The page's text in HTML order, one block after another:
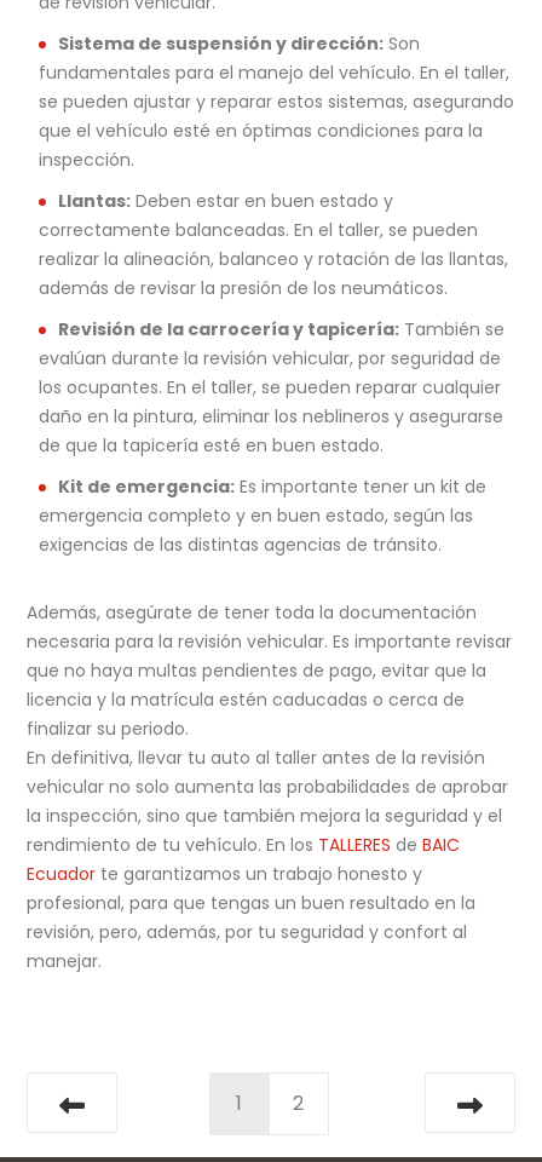
Sistema de suspensión y dirección: Son
fundamentales para el manejo del vehículo. En el taller,
se pueden ajustar y reparar estos sistemas, asegurando
que el vehículo esté en óptimas condiciones para la
inspección.
Llantas: Deben estar en buen estado y
correctamente balanceadas. En el taller, se pueden
realizar la alineación, balanceo y rotación de las llantas,
además de revisar la presión de los neumáticos.
Revisión de la carrocería y tapicería: También se
evalúan durante la revisión vehicular, por seguridad de
los ocupantes. En el taller, se pueden reparar cualquier
daño en la pintura, eliminar los neblineros y asegurarse
de que la tapicería esté en buen estado.
Kit de emergencia: Es importante tener un kit de
emergencia completo y en buen estado, según las
exigencias de las distintas agencias de tránsito.
Además, asegúrate de tener toda la documentación
necesaria para la revisión vehicular. Es importante revisar
que no haya multas pendientes de pago, evitar que la
licencia y la matrícula estén caducadas o cerca de
finalizar su periodo.
En definitiva, llevar tu auto al taller antes de la revisión
vehicular no solo aumenta las probabilidades de aprobar
la inspección, sino que también mejora la seguridad y el
rendimiento de tu vehículo. En los TALLERES deBAIC
Ecuador te garantizamos un trabajo honesto y
profesional, para que tengas un buen resultado en la
revisión, pero, además, por tu seguridad y confort al
manejar.
1 2